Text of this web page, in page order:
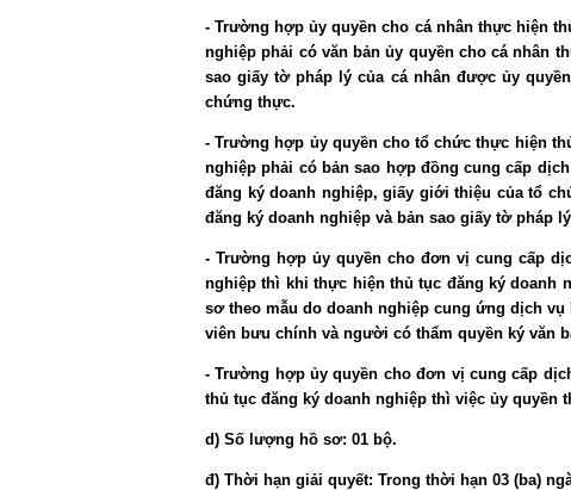
- Trường hợp ủy quyền cho cá nhân thực hiện
nghiệp phải có văn bản ủy quyền cho cá nhân
sao giấy tờ pháp lý của cá nhân được ủy
chứng thực.
- Trường hợp ủy quyền cho tổ chức thực hiện
nghiệp phải có bản sao hợp đồng cung cấp
đăng ký doanh nghiệp, giấy giới thiệu của tổ
đăng ký doanh nghiệp và bản sao giấy tờ pháp
- Trường hợp ủy quyền cho đơn vị cung cấp
nghiệp thì khi thực hiện thủ tục đăng ký doanh
sơ theo mẫu do doanh nghiệp cung ứng dịch
viên bưu chính và người có thẩm quyền ký văn
- Trường hợp ủy quyền cho đơn vị cung cấp
thủ tục đăng ký doanh nghiệp thì việc ủy
d) Số lượng hồ sơ: 01 bộ.
đ) Thời hạn giải quyết: Trong thời hạn 03 (ba)